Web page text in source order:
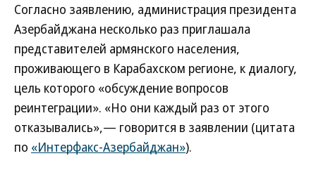
Согласно заявлению, администрация президента
Азербайджана несколько раз приглашала
представителей армянского населения,
проживающего в Карабахском регионе, к диалогу,
цель которого «обсуждение вопросов
реинтеграции». «Но они каждый раз от этого
отказывались»,— говорится в заявлении (цитата
по «Интерфакс-Азербайджан»).